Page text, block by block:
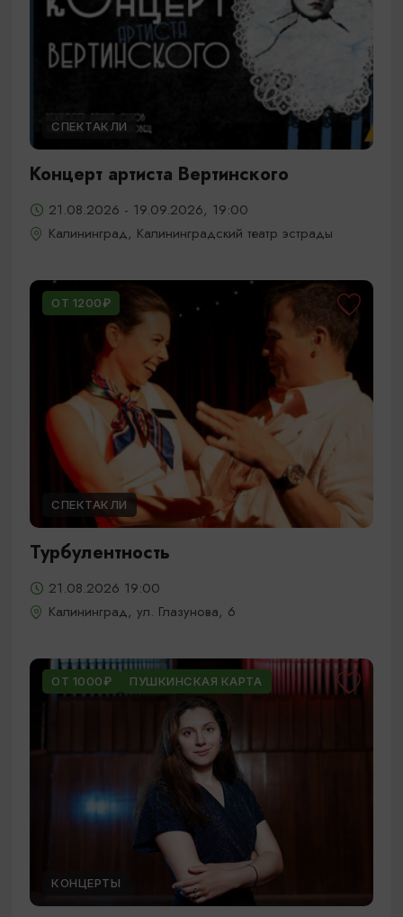
СПЕКТАКЛИ
Концерт артиста Вертинского
21.08.2026 - 19.09.2026, 19:00
Калининград, Калининградский театр эстрады
ОТ 1200₽
СПЕКТАКЛИ
Турбулентность
21.08.2026 19:00
Калининград, ул. Глазунова, 6
ОТ 1000₽ ПУШКИНСКАЯ КАРТА
КОНЦЕРТЫ